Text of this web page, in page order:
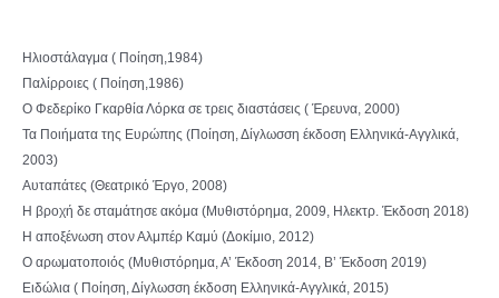
Ηλιοστάλαγμα ( Ποίηση,1984)
Παλίρροιες ( Ποίηση,1986)
Ο Φεδερίκο Γκαρθία Λόρκα σε τρεις διαστάσεις ( Έρευνα, 2000)
Τα Ποιήματα της Ευρώπης (Ποίηση, Δίγλωσση έκδοση Ελληνικά-Αγγλικά,
2003)
Αυταπάτες (Θεατρικό Έργο, 2008)
Η βροχή δε σταμάτησε ακόμα (Μυθιστόρημα, 2009, Ηλεκτρ. Έκδοση 2018)
Η αποξένωση στον Αλμπέρ Καμύ (Δοκίμιο, 2012)
Ο αρωματοποιός (Μυθιστόρημα, Α’ Έκδοση 2014, Β’ Έκδοση 2019)
Ειδώλια ( Ποίηση, Δίγλωσση έκδοση Ελληνικά-Αγγλικά, 2015)